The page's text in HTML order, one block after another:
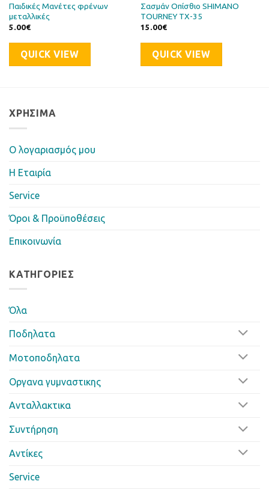
Παιδικές Μανέτες φρένων
μεταλλικές
5.00€
QUICK VIEW
Σασμάν Οπίσθιο SHIMANO
TOURNEY TX-35
15.00€
QUICK VIEW
ΧΡΉΣΙΜΑ
Ο λογαριασμός μου
Η Eταιρία
Service
Όροι & Προϋποθέσεις
Επικοινωνία
ΚΑΤΗΓΟΡΊΕΣ
Όλα
Ποδηλατα
Μοτοποδηλατα
Οργανα γυμναστικης
Ανταλλακτικα
Συντήρηση
Αντίκες
Service